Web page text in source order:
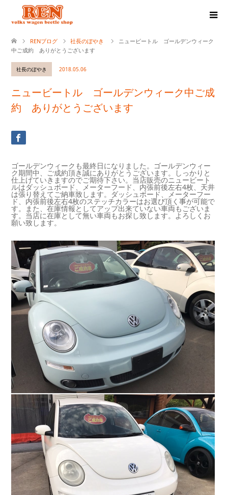
RENブログ 社長のぼやき
ニュービートル ゴールデンウィーク
中ご成約 ありがとうございます
社長のぼやき 2018.05.06
ニュービートル ゴールデンウィーク中ご成
約 ありがとうございます
ゴールデンウィークも最終日になりました。ゴールデンウィー
ク期間中、ご成約頂き誠にありがとうございます。しっかりと
仕上げていきますのでご期待下さい。当店販売のニュービート
ルはダッシュボード、メーターフード、内張前後左右4枚、天井
は張り替えてご納車致します。ダッシュボード、メーターフー
ド、内張前後左右4枚のステッチカラーはお選び頂く事が可能で
す。また、在庫情報としてアップ出来ていない車両もございま
す。当店に在庫として無い車両もお探し致します。よろしくお
願い致します。